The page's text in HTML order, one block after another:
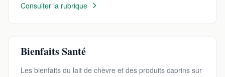
Consulter la rubrique
Bienfaits Santé
Les bienfaits du lait de chèvre et des produits caprins sur